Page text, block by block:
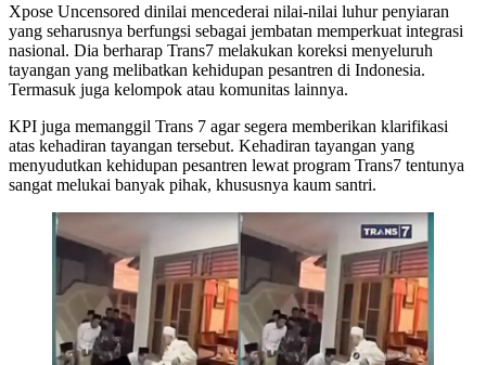
Xpose Uncensored dinilai mencederai nilai-nilai luhur penyiaran
yang seharusnya berfungsi sebagai jembatan memperkuat integrasi
nasional. Dia berharap Trans7 melakukan koreksi menyeluruh
tayangan yang melibatkan kehidupan pesantren di Indonesia.
Termasuk juga kelompok atau komunitas lainnya.
KPI juga memanggil Trans 7 agar segera memberikan klarifikasi
atas kehadiran tayangan tersebut. Kehadiran tayangan yang
menyudutkan kehidupan pesantren lewat program Trans7 tentunya
sangat melukai banyak pihak, khususnya kaum santri.